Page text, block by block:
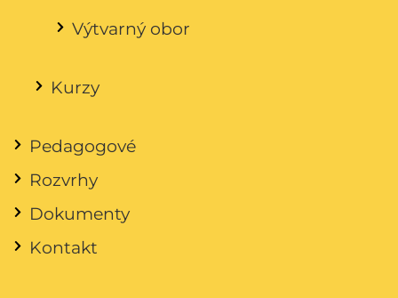
Výtvarný obor
Kurzy
Pedagogové
Rozvrhy
Dokumenty
Kontakt